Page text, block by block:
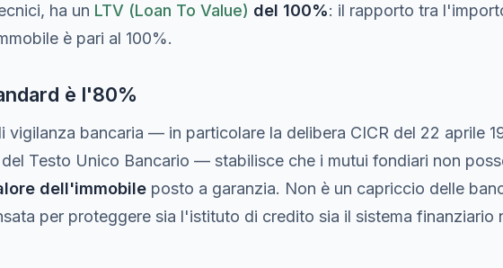
ha un LTV (Loan To Value) del 100%: il rapporto tra
è pari al 100%.
è l'80%
vigilanza bancaria — in particolare la delibera CICR del 22 aprile
Testo Unico Bancario — stabilisce che i mutui fondiari non
dell'immobile posto a garanzia. Non è un capriccio delle
per proteggere sia l'istituto di credito sia il sistema finanziario